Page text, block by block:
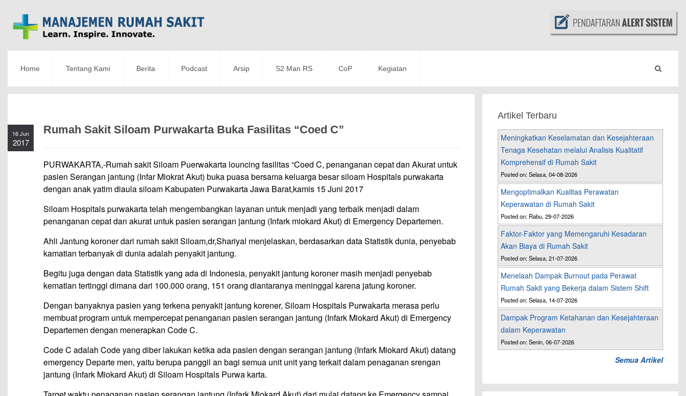
Home Tentang Kami Berita Podcast Arsip S2 Man RS CoP Kegiatan
16 Jun
2017
Rumah Sakit Siloam Purwakarta Buka Fasilitas “Coed C”
PURWAKARTA,-Rumah sakit Siloam Puerwakarta louncing fasilitas “Coed C, penanganan cepat dan Akurat untuk
pasien Serangan jantung (Infar Miokrat Akut) buka puasa bersama keluarga besar siloam Hospitals purwakarta
dengan anak yatim diaula siloam Kabupaten Purwakarta Jawa Barat,kamis 15 Juni 2017
Siloam Hospitals purwakarta telah mengembangkan layanan untuk menjadi yang terbaik menjadi dalam
penanganan cepat dan akurat untuk pasien serangan jantung (Infark miokard Akut) di Emergency Departemen.
Ahli Jantung koroner dari rumah sakit Siloam,dr,Shariyal menjelaskan, berdasarkan data Statistik dunia, penyebab
kamatian terbanyak di dunia adalah penyakit jantung.
Begitu juga dengan data Statistik yang ada di Indonesia, penyakit jantung koroner masih menjadi penyebab
kematian tertinggi dimana dari 100.000 orang, 151 orang diantaranya meninggal karena jatung koroner.
Dengan banyaknya pasien yang terkena penyakit jantung korener, Siloam Hospitals Purwakarta merasa perlu
membuat program untuk mempercepat penanganan pasien serangan jantung (Infark Miokard Akut) di Emergency
Departemen dengan menerapkan Code C.
Code C adalah Code yang diber lakukan ketika ada pasien dengan serangan jantung (Infark Miokard Akut) datang
emergency Departe men, yaitu berupa panggil an bagi semua unit unit yang terkait dalam penaganan srengan
jantung (Infark Miokard Akut) di Siloam Hospitals Purwa karta.
Artikel Terbaru
Meningkatkan Keselamatan dan Kesejahteraan
Tenaga Kesehatan melalui Analisis Kualitatif
Komprehensif di Rumah Sakit
Posted on: Selasa, 04-08-2026
Mengoptimalkan Kualitas Perawatan
Keperawatan di Rumah Sakit
Posted on: Rabu, 29-07-2026
Faktor-Faktor yang Memengaruhi Kesadaran
Akan Biaya di Rumah Sakit
Posted on: Selasa, 21-07-2026
Menelaah Dampak Burnout pada Perawat
Rumah Sakit yang Bekerja dalam Sistem Shift
Posted on: Selasa, 14-07-2026
Dampak Program Ketahanan dan Kesejahteraan
dalam Keperawatan
Posted on: Senin, 06-07-2026
Semua Artikel